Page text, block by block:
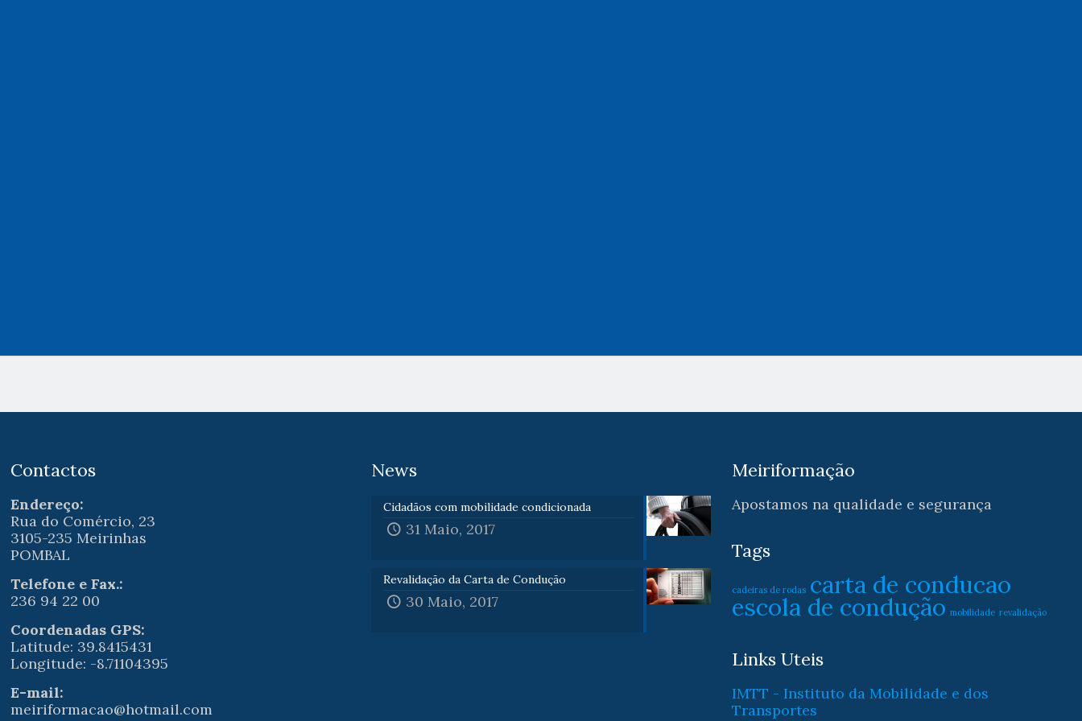
Contactos
Endereço:
Rua do Comércio, 23
3105-235 Meirinhas
POMBAL
Telefone e Fax.:
236 94 22 00
Coordenadas GPS:
Latitude: 39.8415431
Longitude: -8.71104395
E-mail:
meiriformacao@hotmail.com
News
Cidadãos com mobilidade condicionada
31 Maio, 2017
Revalidação da Carta de Condução
30 Maio, 2017
Meiriformação
Apostamos na qualidade e segurança
Tags
cadeiras de rodas carta de conducao
escola de condução mobilidade revalidação
Links Uteis
IMTT - Instituto da Mobilidade e dos
Transportes